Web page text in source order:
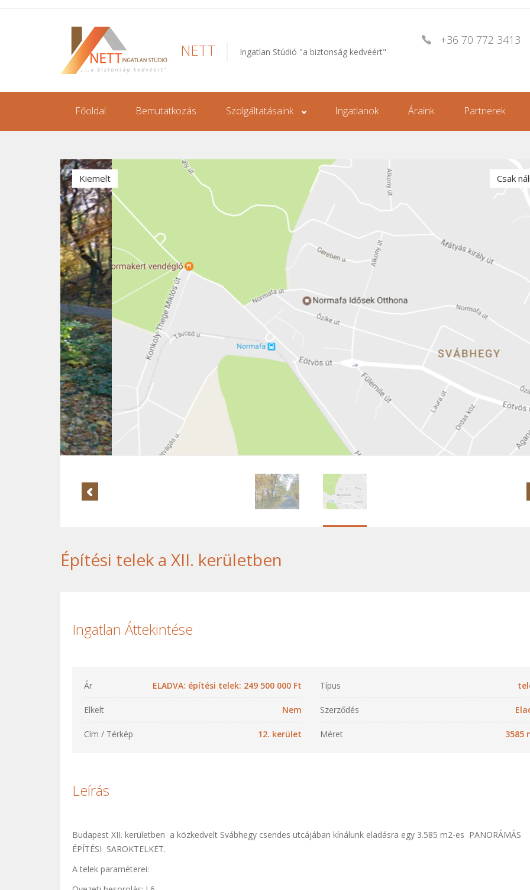
NETT Ingatlan Stúdió "a biztonság kedvéért"
+36 70 772 3413
Főoldal Bemutatkozás Szolgáltatásaink Ingatlanok Áraink Partnerek
Kiemelt Csak
Építési telek a XII. kerületben
Ingatlan Áttekintése
Ár ELADVA: építési telek: 249 500 000 Ft Típus
Elkelt Nem Szerződés
Cím / Térkép 12. kerület Méret 3585
Leírás
Budapest XII. kerületben a közkedvelt Svábhegy csendes utcájában kínálunk eladásra egy 3.585 m2-es PANORÁMÁS
ÉPÍTÉSI SAROKTELKET.
A telek paraméterei: